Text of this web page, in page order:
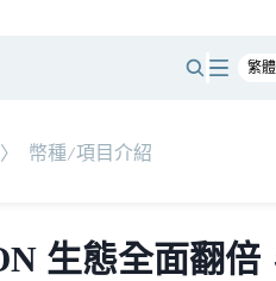
〉 幣種/項目介紹
生態全面翻倍